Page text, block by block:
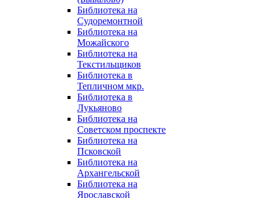
Библиотека на
Судоремонтной
Библиотека на
Можайского
Библиотека на
Текстильщиков
Библиотека в
Тепличном мкр.
Библиотека в
Лукьяново
Библиотека на
Советском проспекте
Библиотека на
Псковской
Библиотека на
Архангельской
Библиотека на
Ярославской